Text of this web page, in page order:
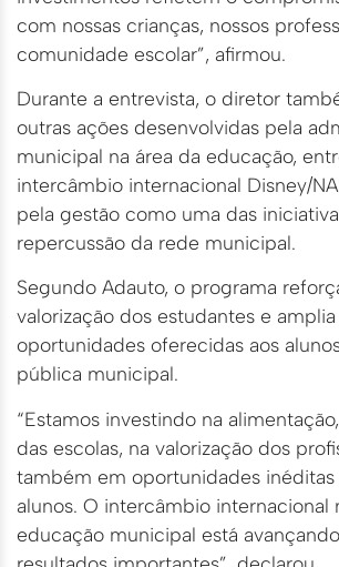
com nossas crianças, nossos
comunidade escolar”, afirmou.
Durante a entrevista, o diretor
outras ações desenvolvidas pela
municipal na área da educação,
intercâmbio internacional Disney/
pela gestão como uma das
repercussão da rede municipal.
Segundo Adauto, o programa
valorização dos estudantes e amplia
oportunidades oferecidas aos
pública municipal.
“Estamos investindo na
das escolas, na valorização dos
também em oportunidades inéditas
alunos. O intercâmbio internacional
educação municipal está